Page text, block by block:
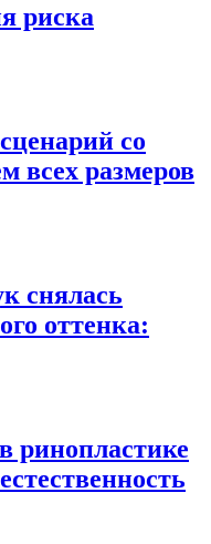
риска
со
всех размеров
снялась
оттенка:
ринопластике